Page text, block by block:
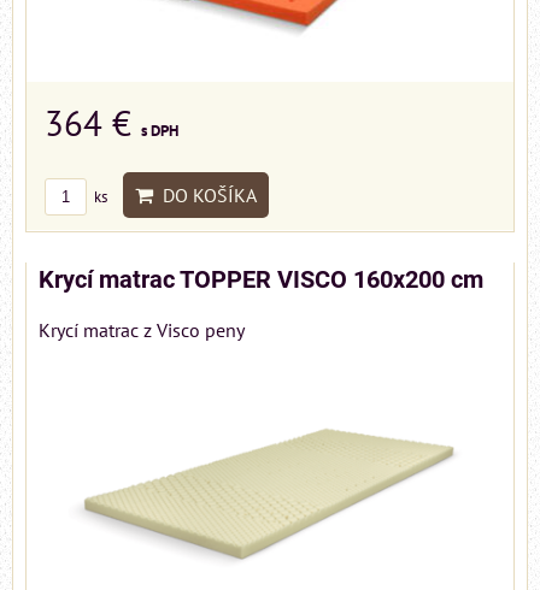
364 € s DPH
ks DO KOŠÍKA
Krycí matrac TOPPER VISCO 160x200 cm
Krycí matrac z Visco peny